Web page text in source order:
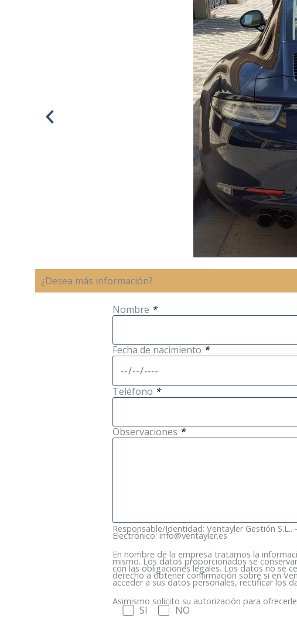
¿Desea más información?
Nombre *
Fecha de nacimiento *
Teléfono *
Observaciones *
Responsable/Identidad: Ventayler Gestión
Electrónico: info@ventayler.es
En nombre de la empresa tratamos la
mismo. Los datos proporcionados se
con las obligaciones legales. Los datos no se
derecho a obtener confirmación sobre si en
acceder a sus datos personales, rectificar los
Asimismo solicito su autorización para
SI NO